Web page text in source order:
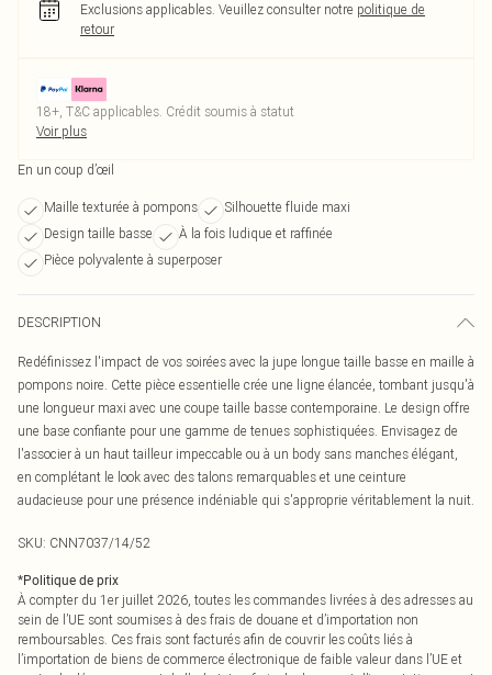
Exclusions applicables. Veuillez consulter notre politique de
retour
18+, T&C applicables. Crédit soumis à statut
Voir plus
En un coup d’œil
Maille texturée à pompons
Silhouette fluide maxi
Design taille basse
À la fois ludique et raffinée
Pièce polyvalente à superposer
DESCRIPTION
Redéfinissez l'impact de vos soirées avec la jupe longue taille basse en maille à
pompons noire. Cette pièce essentielle crée une ligne élancée, tombant jusqu'à
une longueur maxi avec une coupe taille basse contemporaine. Le design offre
une base confiante pour une gamme de tenues sophistiquées. Envisagez de
l'associer à un haut tailleur impeccable ou à un body sans manches élégant,
en complétant le look avec des talons remarquables et une ceinture
audacieuse pour une présence indéniable qui s'approprie véritablement la nuit.
SKU: CNN7037/14/52
*Politique de prix
À compter du 1er juillet 2026, toutes les commandes livrées à des adresses au
sein de l’UE sont soumises à des frais de douane et d’importation non
remboursables. Ces frais sont facturés afin de couvrir les coûts liés à
l’importation de biens de commerce électronique de faible valeur dans l’UE et